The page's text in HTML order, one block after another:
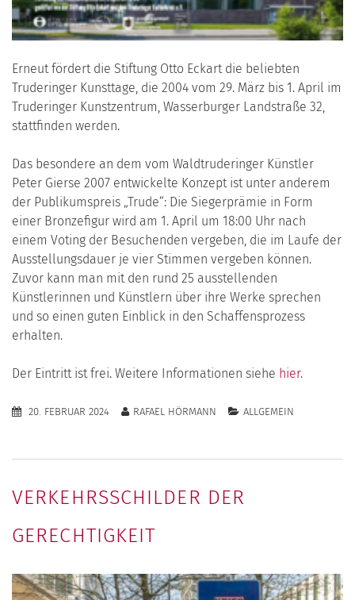
Erneut fördert die Stiftung Otto Eckart die beliebten
Truderinger Kunsttage, die 2004 vom 29. März bis 1. April im
Truderinger Kunstzentrum, Wasserburger Landstraße 32,
stattfinden werden.
Das besondere an dem vom Waldtruderinger Künstler
Peter Gierse 2007 entwickelte Konzept ist unter anderem
der Publikumspreis „Trude“: Die Siegerprämie in Form
einer Bronzefigur wird am 1. April um 18:00 Uhr nach
einem Voting der Besuchenden vergeben, die im Laufe der
Ausstellungsdauer je vier Stimmen vergeben können.
Zuvor kann man mit den rund 25 ausstellenden
Künstlerinnen und Künstlern über ihre Werke sprechen
und so einen guten Einblick in den Schaffensprozess
erhalten.
Der Eintritt ist frei. Weitere Informationen siehe hier.
20. FEBRUAR 2024 RAFAEL HÖRMANN ALLGEMEIN
VERKEHRSSCHILDER DER
GERECHTIGKEIT